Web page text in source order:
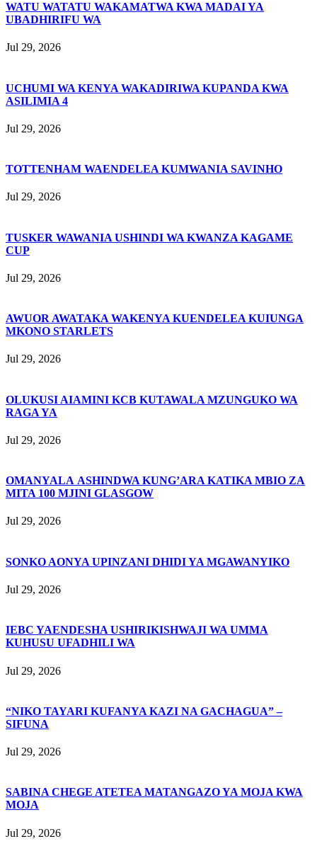
WATU WATATU WAKAMATWA KWA MADAI YA
UBADHIRIFU WA
Jul 29, 2026
UCHUMI WA KENYA WAKADIRIWA KUPANDA KWA
ASILIMIA 4
Jul 29, 2026
TOTTENHAM WAENDELEA KUMWANIA SAVINHO
Jul 29, 2026
TUSKER WAWANIA USHINDI WA KWANZA KAGAME
CUP
Jul 29, 2026
AWUOR AWATAKA WAKENYA KUENDELEA KUIUNGA
MKONO STARLETS
Jul 29, 2026
OLUKUSI AIAMINI KCB KUTAWALA MZUNGUKO WA
RAGA YA
Jul 29, 2026
OMANYALA ASHINDWA KUNG’ARA KATIKA MBIO ZA
MITA 100 MJINI GLASGOW
Jul 29, 2026
SONKO AONYA UPINZANI DHIDI YA MGAWANYIKO
Jul 29, 2026
IEBC YAENDESHA USHIRIKISHWAJI WA UMMA
KUHUSU UFADHILI WA
Jul 29, 2026
“NIKO TAYARI KUFANYA KAZI NA GACHAGUA” –
SIFUNA
Jul 29, 2026
SABINA CHEGE ATETEA MATANGAZO YA MOJA KWA
MOJA
Jul 29, 2026